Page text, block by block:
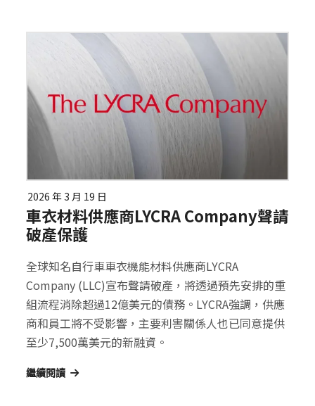
2026 年 3 月 19 日
車衣材料供應商LYCRA Company聲請
破產保護
全球知名自行車車衣機能材料供應商LYCRA
Company (LLC)宣布聲請破產，將透過預先安排的重
組流程消除超過12億美元的債務。LYCRA強調，供應
商和員工將不受影響，主要利害關係人也已同意提供
至少7,500萬美元的新融資。
繼續閱讀